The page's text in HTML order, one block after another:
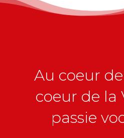
Au coeur
coeur de la
passie